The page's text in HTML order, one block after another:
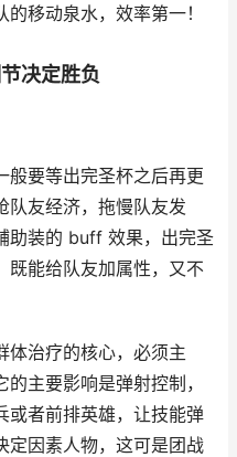
移动泉水，效率第一！
决定胜负
般要等出完圣杯之后再更
队友经济，拖慢队友发
助装的 buff 效果，出完圣
既能给队友加属性，又不
体治疗的核心，必须主
主要影响是弹射控制，
或者前排英雄，让技能弹
定因素人物，这可是团战